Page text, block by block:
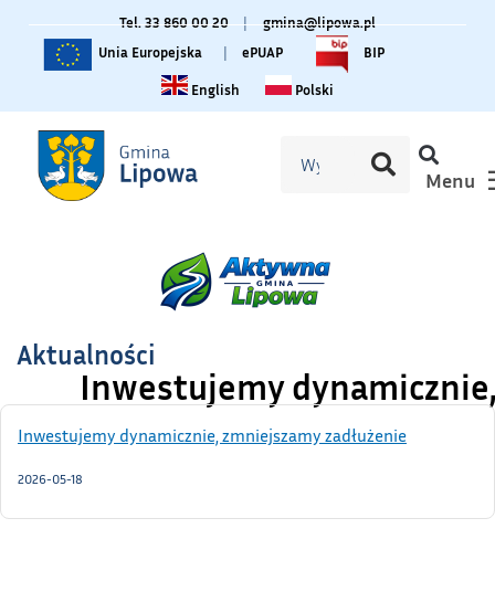
Tel. 33 860 00 20 |
gmina@lipowa.pl
Unia Europejska
| ePUAP
BIP
Change language to English
English Zmiana języka na polski
Polski
Menu
Inwestujemy
Aktualności
Inwestujemy dynamicznie, zmniejszamy zadłużenie
2026-05-18